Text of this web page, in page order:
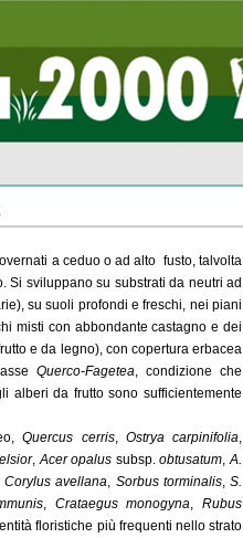
a ceduo o ad alto fusto, talvolta
Si sviluppano su substrati da neutri ad
su suoli profondi e freschi, nei piani
misti con abbondante castagno e dei
e da legno), con copertura erbacea
Querco-Fagetea, condizione che
alberi da frutto sono sufficientemente
Quercus cerris, Ostrya carpinifolia,
,Acer opalus subsp.obtusatum,A.
Corylus avellana, Sorbus torminalis,S.
, Crataegus monogyna,Rubus
floristiche più frequenti nello strato